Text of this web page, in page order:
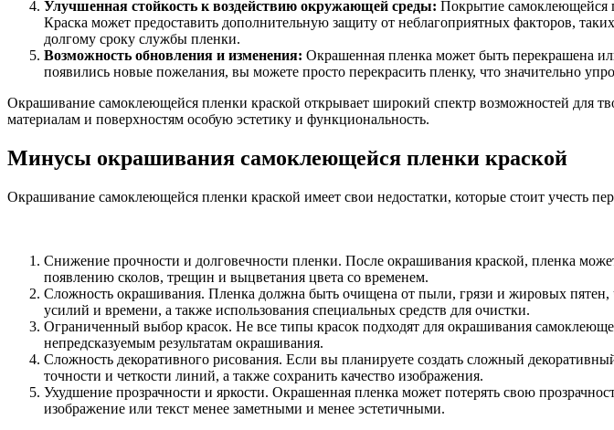
Улучшенная стойкость к воздействию окружающей среды: Покрытие самоклеющейся
Краска может предоставить дополнительную защиту от неблагоприятных факторов,
долгому сроку службы пленки.
Возможность обновления и изменения: Окрашенная пленка может быть перекрашена
появились новые пожелания, вы можете просто перекрасить пленку, что значительно
Окрашивание самоклеющейся пленки краской открывает широкий спектр возможностей для
материалам и поверхностям особую эстетику и функциональность.
Минусы окрашивания самоклеющейся пленки краской
Окрашивание самоклеющейся пленки краской имеет свои недостатки, которые стоит учесть
Снижение прочности и долговечности пленки. После окрашивания краской, пленка
появлению сколов, трещин и выцветания цвета со временем.
Сложность окрашивания. Пленка должна быть очищена от пыли, грязи и жировых пятен,
усилий и времени, а также использования специальных средств для очистки.
Ограниченный выбор красок. Не все типы красок подходят для окрашивания
непредсказуемым результатам окрашивания.
Сложность декоративного рисования. Если вы планируете создать сложный
точности и четкости линий, а также сохранить качество изображения.
Ухудшение прозрачности и яркости. Окрашенная пленка может потерять свою
изображение или текст менее заметными и менее эстетичными.